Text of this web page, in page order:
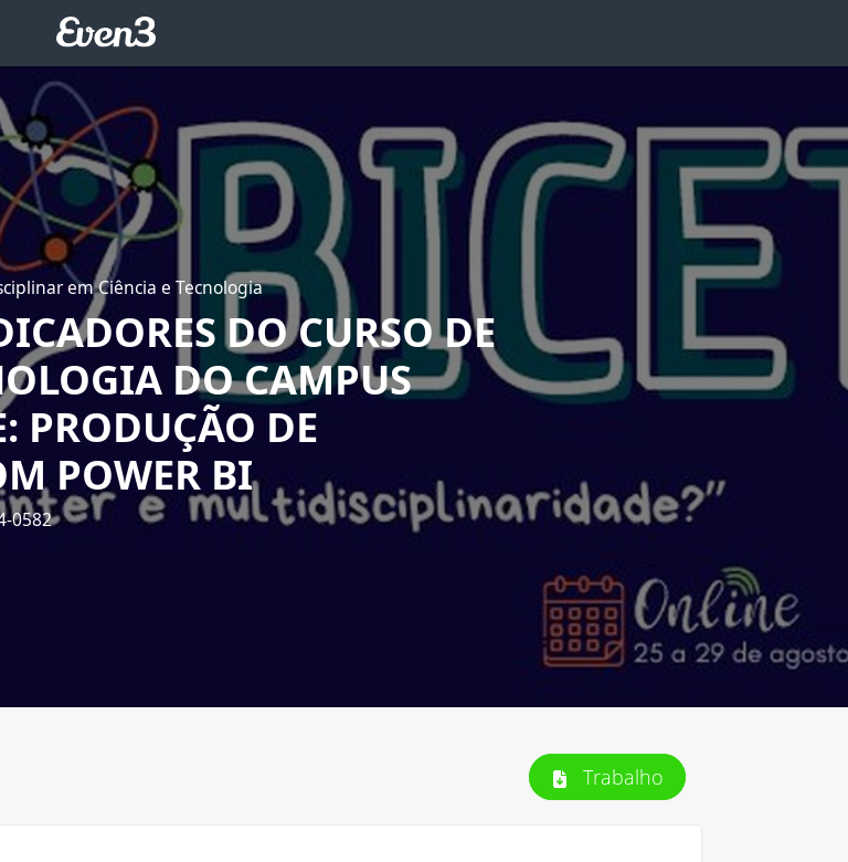
em Ciência e Tecnologia
DO CURSO DE
DO CAMPUS
PRODUÇÃO DE
POWER BI
0582
Trabalho